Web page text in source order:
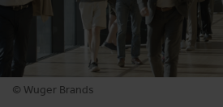
© Wuger Brands